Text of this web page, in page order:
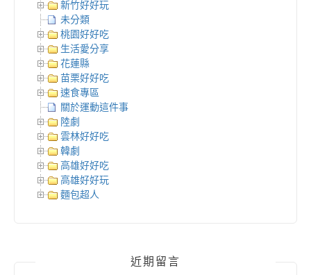
新竹好好玩
未分類
桃園好好吃
生活愛分享
花蓮縣
苗栗好好吃
速食專區
關於運動這件事
陸劇
雲林好好吃
韓劇
高雄好好吃
高雄好好玩
麵包超人
近期留言